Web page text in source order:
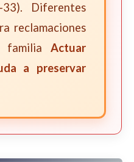
Diferentes
reclamaciones
familia Actuar
a preservar